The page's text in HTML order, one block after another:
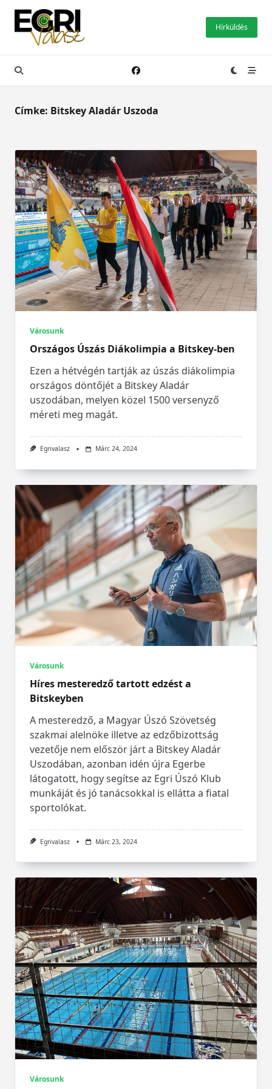
Skip
content
Hírküldés
Címke: Bitskey Aladár Uszoda
Városunk
Országos Úszás Diákolimpia a Bitskey-ben
Ezen a hétvégén tartják az úszás diákolimpia
országos döntőjét a Bitskey Aladár
uszodában, melyen közel 1500 versenyző
méreti meg magát.
Egrivalasz Márc 24, 2024
Városunk
Híres mesteredző tartott edzést a
Bitskeyben
A mesteredző, a Magyar Úszó Szövetség
szakmai alelnöke illetve az edzőbizottság
vezetője nem először járt a Bitskey Aladár
Uszodában, azonban idén újra Egerbe
látogatott, hogy segítse az Egri Úszó Klub
munkáját és jó tanácsokkal is ellátta a fiatal
sportolókat.
Egrivalasz Márc 23, 2024
Városunk